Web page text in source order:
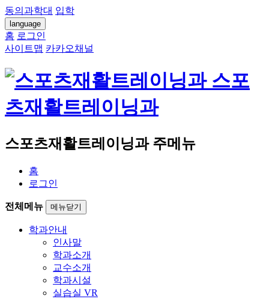
동의과학대 입학
language
홈 로그인
사이트맵 카카오채널
스포
츠재활트레이닝과
스포츠재활트레이닝과 주메뉴
홈
로그인
전체메뉴 메뉴닫기
학과안내
인사말
학과소개
교수소개
학과시설
실습실 VR